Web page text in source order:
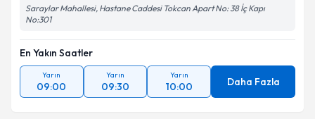
Saraylar Mahallesi, Hastane Caddesi Tokcan Apart No: 38 İç Kapı
No:301
En Yakın Saatler
Yarın
09:00
Yarın
09:30
Yarın
10:00 Daha Fazla